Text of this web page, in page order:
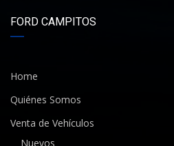
FORD CAMPITOS
Home
Quiénes Somos
Venta de Vehículos
Nuevos